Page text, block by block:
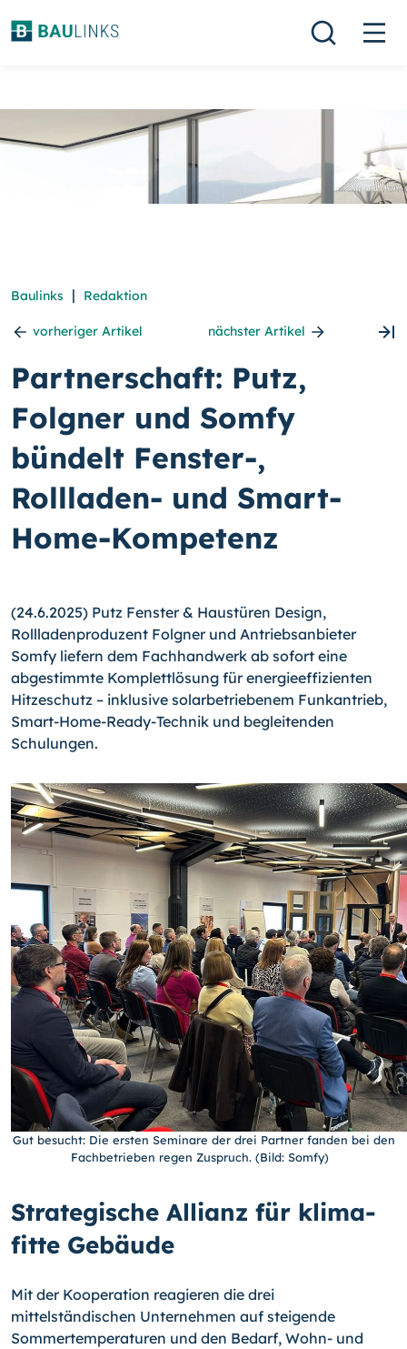
Baulinks | Redaktion
vorheriger Artikel nächster Artikel
Partnerschaft: Putz,
Folgner und Somfy
bündelt Fenster-,
Rollladen- und Smart-
Home-Kompetenz
(24.6.2025) Putz Fenster & Haustüren Design,
Rollladenproduzent Folgner und Antriebsanbieter
Somfy liefern dem Fachhandwerk ab sofort eine
abgestimmte Komplettlösung für energieeffizienten
Hitzeschutz – inklusive solarbetriebenem Funkantrieb,
Smart-Home-Ready-Technik und begleitenden
Schulungen.
Gut besucht: Die ersten Seminare der drei Partner fanden bei den
Fachbetrieben regen Zuspruch. (Bild: Somfy)
Strategische Allianz für klima-
fitte Gebäude
Mit der Kooperation reagieren die drei
mittelständischen Unternehmen auf steigende
Sommertemperaturen und den Bedarf, Wohn- und